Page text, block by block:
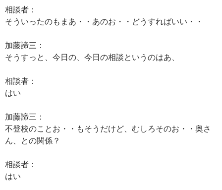
相談者：
そういったのもまあ・・あのお・・どうすればいい・・
加藤諦三：
そうすっと、今日の、今日の相談というのはあ、
相談者：
はい
加藤諦三：
不登校のことお・・もそうだけど、むしろそのお・・奥さ
ん、との関係？
相談者：
はい